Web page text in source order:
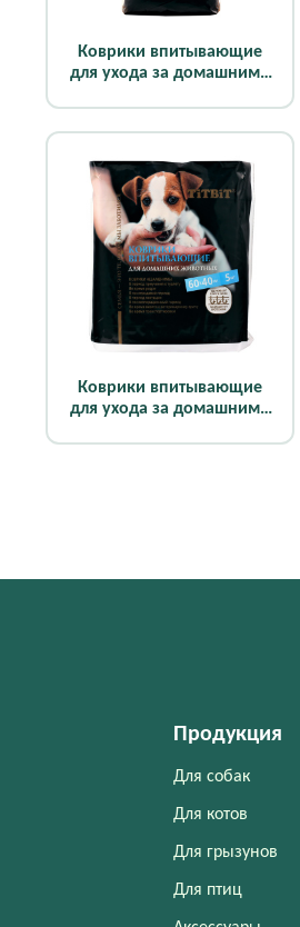
Коврики впитывающие
для ухода за домашними
Коврики впитывающие
для ухода за домашними
Продукция
Для собак
Для котов
Для грызунов
Для птиц